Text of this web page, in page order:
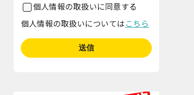
個人情報の取扱いに同意する
個人情報の取扱いについては こちら